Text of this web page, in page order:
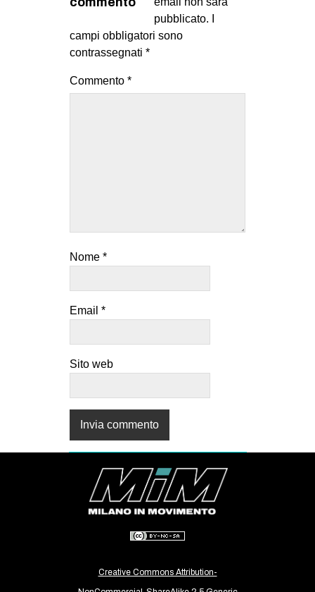
pubblicato.
campi obbligatori sono
contrassegnati *
Commento *
Nome *
Email *
Sito web
Creative Commons Attribution-